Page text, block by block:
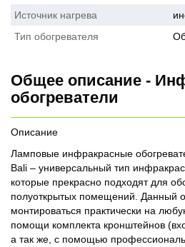
Источник нагрева
Тип обогревателя
Общее описание -
обогреватели
Описание
Ламповые инфракрасные
Bali – универсальный тип
которые прекрасно подходят для
полуоткрытых помещений. Данный
монтироваться практически на
помощи комплекта кронштейнов
а так же, с помощью